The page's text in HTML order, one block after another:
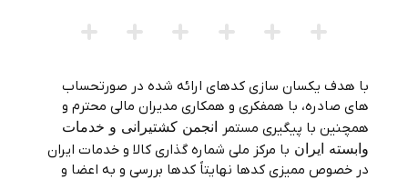
با هدف یکسان سازی کدهای ارائه شده در صورتحساب
های صادره، با همفکری و همکاری مدیران مالی محترم و
همچنین با پیگیری مستمر انجمن کشتیرانی و خدمات
وابسته ایران با مرکز ملی شماره گذاری کالا و خدمات ایران
در خصوص ممیزی کدها نهایتاً کدها بررسی و به اعضا و